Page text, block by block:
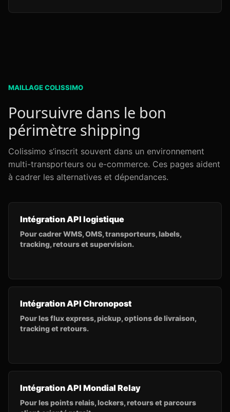
MAILLAGE COLISSIMO
Poursuivre dans le bon
périmètre shipping
Colissimo s’inscrit souvent dans un environnement
multi-transporteurs ou e-commerce. Ces pages aident
à cadrer les alternatives et dépendances.
Intégration API logistique
Pour cadrer WMS, OMS, transporteurs, labels,
tracking, retours et supervision.
Intégration API Chronopost
Pour les flux express, pickup, options de livraison,
tracking et retours.
Intégration API Mondial Relay
Pour les points relais, lockers, retours et parcours